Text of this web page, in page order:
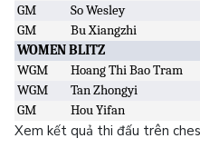
GM
So Wesley
GM
Bu Xiangzhi
WOMEN BLITZ
WGM
Hoang Thi Bao Tram
WGM
Tan Zhongyi
GM
Hou Yifan
Xem kết quả thi đấu trên